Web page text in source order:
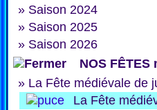
» Saison 2024
» Saison 2025
» Saison 2026
NOS FÊTES
» La Fête médiévale de
La Fête